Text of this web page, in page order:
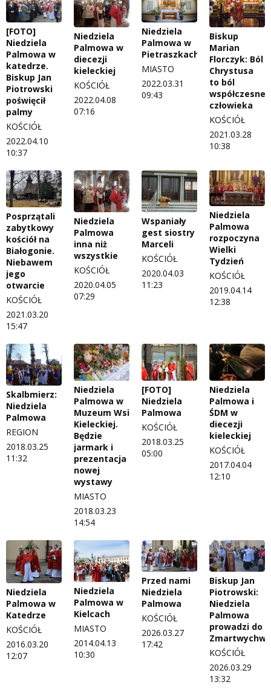
[FOTO]
Niedziela
Palmowa w
katedrze.
Biskup Jan
Piotrowski
poświęcił
palmy
KOŚCIÓŁ
2022.04.10
10:37
Niedziela
Palmowa w
diecezji
kieleckiej
KOŚCIÓŁ
2022.04.08
07:16
Niedziela
Palmowa w
Pietraszkach
MIASTO
2022.03.31
09:43
Biskup
Marian
Florczyk: Ból
Chrystusa
to ból
człowieka
KOŚCIÓŁ
2021.03.28
10:38
Posprzątali
zabytkowy
kościół na
Białogonie.
Niebawem
jego
otwarcie
KOŚCIÓŁ
2021.03.20
15:47
Niedziela
Palmowa
inna niż
wszystkie
KOŚCIÓŁ
2020.04.05
07:29
Wspaniały
gest siostry
Marceli
KOŚCIÓŁ
2020.04.03
11:23
Niedziela
Palmowa
rozpoczyna
Wielki
Tydzień
KOŚCIÓŁ
2019.04.14
12:38
Skalbmierz:
Niedziela
Palmowa
REGION
2018.03.25
11:32
Niedziela
Palmowa w
Muzeum Wsi
Kieleckiej.
Będzie
jarmark i
prezentacja
nowej
wystawy
MIASTO
2018.03.23
14:54
[FOTO]
Niedziela
Palmowa
KOŚCIÓŁ
2018.03.25
05:00
Niedziela
Palmowa i
ŚDM w
diecezji
kieleckiej
KOŚCIÓŁ
2017.04.04
12:10
Niedziela
Palmowa w
Katedrze
KOŚCIÓŁ
2016.03.20
12:07
Niedziela
Palmowa w
Kielcach
MIASTO
2014.04.13
10:30
Przed nami
Niedziela
Palmowa
KOŚCIÓŁ
2026.03.27
17:42
Biskup Jan
Piotrowski:
Niedziela
Palmowa
prowadzi do
KOŚCIÓŁ
2026.03.29
13:32